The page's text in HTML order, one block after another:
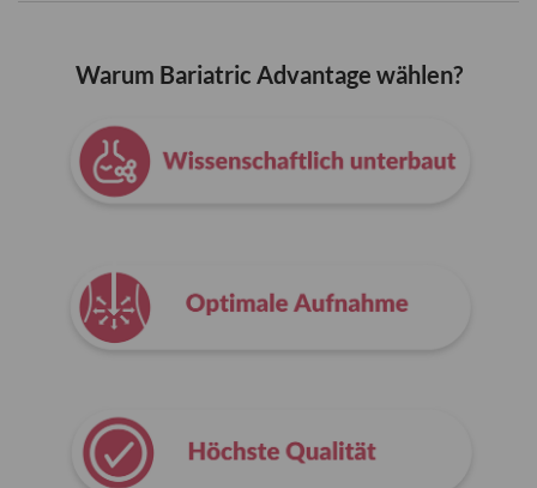
Warum Bariatric Advantage wählen?